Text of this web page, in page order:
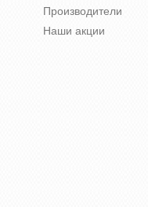
Производители
Наши акции